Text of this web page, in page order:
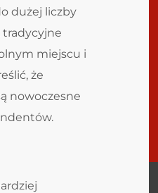
dużej liczby
miejscu i
że
nowoczesne